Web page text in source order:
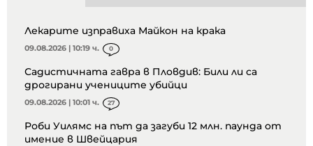
Лекарите изправиха Майкон на крака
09.08.2026 | 10:19 ч. 0
Садистичната гавра в Пловдив: Били ли са
дрогирани учениците убийци
09.08.2026 | 10:01 ч. 27
Роби Уилямс на път да загуби 12 млн. паунда от
имение в Швейцария